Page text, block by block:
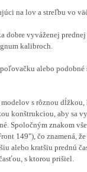
na lov a streľbu vo
dobre vyváženej
kalibroch.
alebo
s rôznou
konštrukciou, aby sa
Spoločným znakom
149"), čo znamená,
alebo kratšiu prednú
s ktorou prišiel.